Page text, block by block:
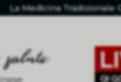
La Medicina